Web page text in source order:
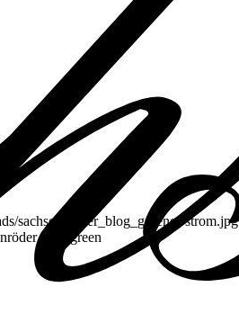
sachsenroeder_blog_gruener-strom.jpg
goes green